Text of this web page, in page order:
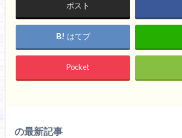
ポスト
はてブ
Pocket
の最新記事